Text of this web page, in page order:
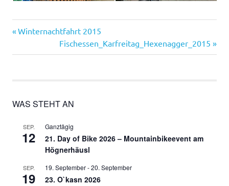
Beitragsnavigation
Vorheriger
Winternachtfahrt 2015
Nächster
Beitrag:
Fischessen_Karfreitag_Hexenagger_2015
WAS STEHT AN
SEP.
12
Ganztägig
21. Day of Bike 2026 – Mountainbikeevent am
Högnerhäusl
SEP.
19
19. September-20. September
23. O`kasn 2026